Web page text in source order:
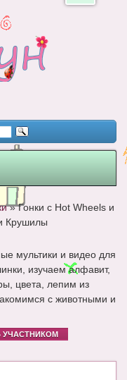
»Гонки с Hot Wheels и
Крушилы
мультики и видео для
изучаем алфавит,
цвета, лепим из
с животными и
УЧАСТНИКОМ